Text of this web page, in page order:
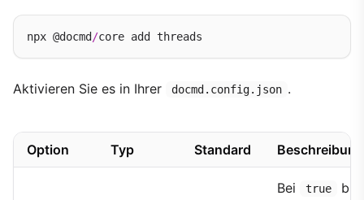
npx @docmd /
Aktivieren Sie es in Ihrer docmd.config.json .
Option Typ Standard Beschreibung
Bei true